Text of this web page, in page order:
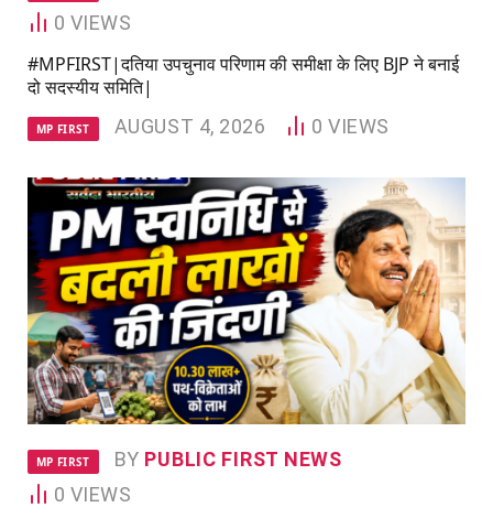
0 VIEWS
#MPFIRST|दतिया उपचुनाव परिणाम की समीक्षा के लिए BJP ने बनाई
दो सदस्यीय समिति|
MP FIRST AUGUST 4, 2026 0VIEWS
MP FIRST BY PUBLIC FIRST NEWS
0 VIEWS